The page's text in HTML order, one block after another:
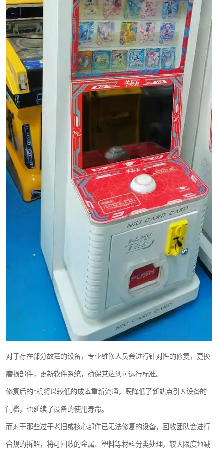
对于存在部分故障的设备，专业维修人员会进行针对性的修复，更换
磨损部件，更新软件系统，确保其达到可运行标准。
修复后的*机将以较低的成本重新流通，既降低了新站点引入设备的
门槛，也延续了设备的使用寿命。
而对于那些过于老旧或核心部件已无法修复的设备，回收团队会进行
合规的拆解，将可回收的金属、塑料等材料分类处理，较大限度地减